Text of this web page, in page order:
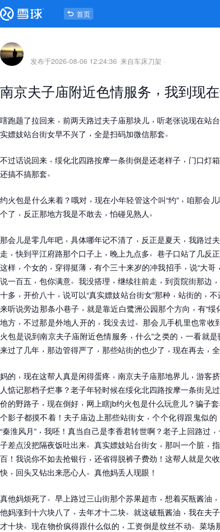
首页
发布于2026-08-06 12:24:36 来自车床刀架 ·
南京夫子庙附近色情服务 ， 我到现
嗐跑题了拉回来 ， 前两天路过夫子庙那块儿 ， 听老张说现在站
实嫖妓站台街女早不兴了 ， 全是扫码加微信那套。
不过话说回来 ， 绥化北四路按摩一条街倒是还老样子 ， 门口灯
还搞不搞那套。
约火包是什么来着？哦对 ， 现在小年轻管这个叫“约” ， 咱那会
个了 ， 反正那地方我是不敢去 ， 怕碰见熟人。
那会儿是零几年吧 ， 具体哪年记不清了 ， 反正是夏天 ， 我路过
走 ， 快到平江府路那个口子上 ， 晚上九点多。 巷子口站了几反
这样 ， 个女的 ， 穿得挺薄 ， 有个三十来岁的冲我招手 ， 说“大哥 ，
说一百五 ， 包你满意。 我没搭理 ， 继续往前走 ， 到贡院街那边 ，
十多 ， 开价八十 ， 说可以“真实嫖妓站台街女”那种 ， 站街的 ， 不
来听说旁边那条小巷子 ， 就是靠近白鹭洲公园那个方向 ， 有“绥
地方 ， 不过那是外地人开的 ， 我没去过。 那会儿手机里也常收
火包是说到南京夫子庙附近色情服务 ， 什么”之类的 ， 一看就是
来过了几年 ， 那边管得严了 ， 那些站街的也少了 ， 现在再去 ，
妈的 ， 现在这帮人真是闲得蛋疼 ， 南京夫子庙那地界儿 ， 游客
人惦记那档子烂事？老子年轻时候在绥化北四路按摩一条街见
价的野路子 ， 现在倒好 ， 网上瞎jb约火包是什么玩意儿？骗子
个影子都摸不着 ！ 夫子庙边上那些站街女 ， 个个化得跟鬼似的
“秦淮风月” ， 我呸 ！ 真当自己是李香君转世啊？老子上回路过 ，
子差点没把隔夜饭吐出来。 真实嫖妓站台街女 ， 那叫一个脏 ，
百 ！ 我说你不如去抢银行 ， 还省得脱裤子费劲 ！ 这帮人就是欠
快 ， 回头又钻出来恶心人。 真他妈丢人现眼 ！
真他妈烦死了。 早上路过三山街那个苏果超市 ， 想着买瓶酱油 ，
他妈涨到十六块八了 ， 去年才十二块。 就这破瓶酱油 ， 我在夫
才十块。 现在物价疯得跟什么似的 ， 工资倒是纹丝不动。 菜场